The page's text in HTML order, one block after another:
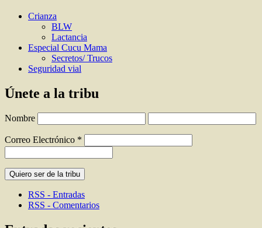
Crianza
BLW
Lactancia
Especial Cucu Mama
Secretos/ Trucos
Seguridad vial
Únete a la tribu
Nombre
Correo Electrónico *
RSS - Entradas
RSS - Comentarios